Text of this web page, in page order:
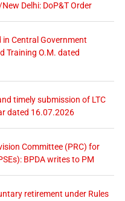
Delhi: DoP&T Order
Central Government
Training O.M. dated
timely submission of LTC
dated 16.07.2026
Committee (PRC) for
BPDA writes to PM
retirement under Rules